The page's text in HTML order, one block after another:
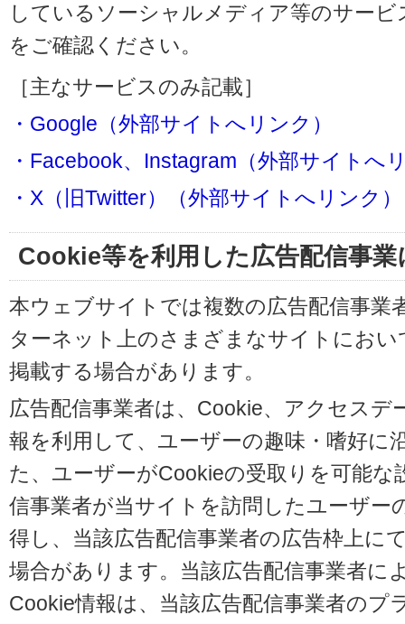
しているソーシャルメディア等のサー
をご確認ください。
［主なサービスのみ記載］
・Google（外部サイトへリンク）
・Facebook、Instagram（外部サイトへ
・X（旧Twitter）（外部サイトへリンク）
Cookie等を利用した広告配信事
本ウェブサイトでは複数の広告配信事業
ターネット上のさまざまなサイトにお
掲載する場合があります。
広告配信事業者は、Cookie、アクセスデ
報を利用して、ユーザーの趣味・嗜好に
た、ユーザーがCookieの受取りを可能
信事業者が当サイトを訪問したユーザー
得し、当該広告配信事業者の広告枠上に
場合があります。当該広告配信事業者に
Cookie情報は、当該広告配信事業者のプ